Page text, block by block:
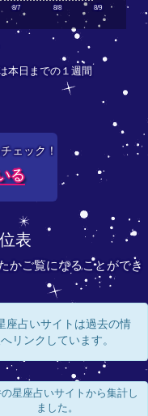
8/7 8/8 8/9
本日までの１週間
ェック！
る
表
かご覧になることができ
占いサイトは過去の情
リンクしています。
星座占いサイトから集計し
ました。